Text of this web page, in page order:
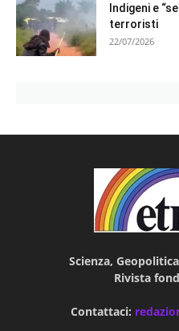
Indigeni e
terroristi
22/07/2026
Scienza,
Rivista
Contattaci: